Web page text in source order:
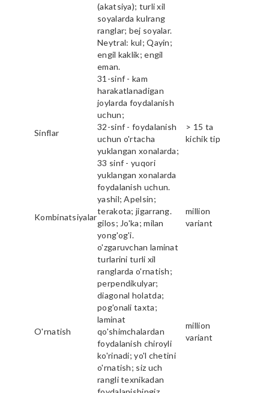
(akatsiya); turli xil
soyalarda kulrang
ranglar; bej soyalar.
Neytral: kul; Qayin;
engil kaklik; engil
eman.
Sinflar
31-sinf - kam
harakatlanadigan
joylarda foydalanish
uchun;
32-sinf - foydalanish
uchun o'rtacha
yuklangan xonalarda;
33 sinf - yuqori
yuklangan xonalarda
foydalanish uchun.
> 15 ta
kichik tip
Kombinatsiyalar
yashil; Apelsin;
terakota; jigarrang.
gilos; Jo'ka; milan
yong'og'i.
million
variant
O'rnatish
o'zgaruvchan laminat
turlarini turli xil
ranglarda o'rnatish;
perpendikulyar;
diagonal holatda;
pog'onali taxta;
laminat
qo'shimchalardan
foydalanish chiroyli
ko'rinadi; yo'l chetini
o'rnatish; siz uch
rangli texnikadan
million
variant